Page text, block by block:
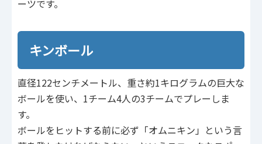
ーツです。
キンボール
直径122センチメートル、重さ約1キログラムの巨大な
ボールを使い、1チーム4人の3チームでプレーしま
す。
ボールをヒットする前に必ず「オムニキン」という言